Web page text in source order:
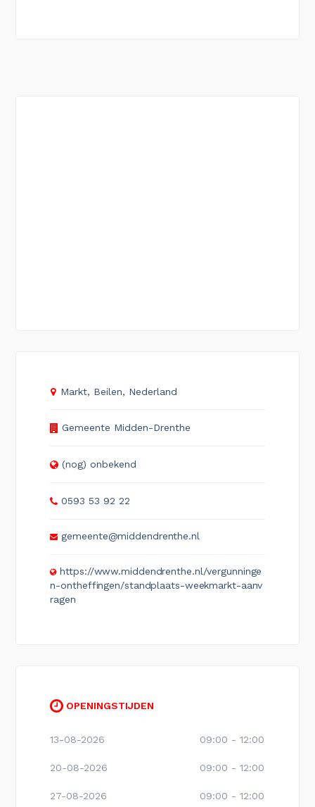
Markt, Beilen, Nederland
Gemeente Midden-Drenthe
(nog) onbekend
0593 53 92 22
gemeente@middendrenthe.nl
https://www.middendrenthe.nl/vergunninge
n-ontheffingen/standplaats-weekmarkt-aanv
ragen
OPENINGSTIJDEN
13-08-2026 09:00 - 12:00
20-08-2026 09:00 - 12:00
27-08-2026 09:00 - 12:00